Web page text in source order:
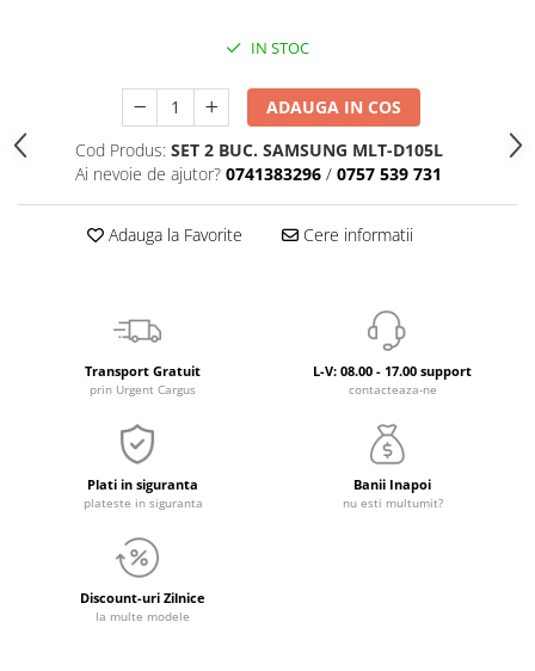
IN STOC
ADAUGA IN COS
Cod Produs: SET 2 BUC. SAMSUNG MLT-D105L
Ai nevoie de ajutor? 0741383296 / 0757 539 731
Adauga la Favorite Cere informatii
Transport Gratuit
prin Urgent Cargus
L-V: 08.00 - 17.00 support
contacteaza-ne
Plati in siguranta
plateste in siguranta
Banii Inapoi
nu esti multumit?
Discount-uri Zilnice
la multe modele